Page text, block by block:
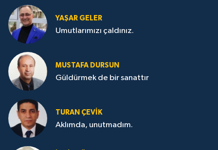
YAŞAR GELER
Umutlarımızı çaldınız.
MUSTAFA DURSUN
Güldürmek de bir sanattır
TURAN ÇEVİK
Aklımda, unutmadım.